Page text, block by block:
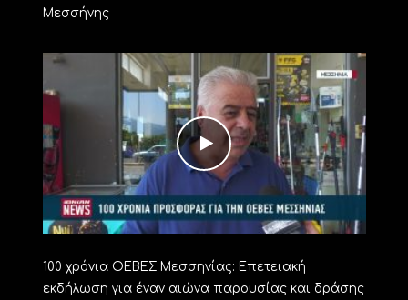
Μεσσήνης
100 χρόνια ΟΕΒΕΣ Μεσσηνίας: Επετειακή
εκδήλωση για έναν αιώνα παρουσίας και δράσης